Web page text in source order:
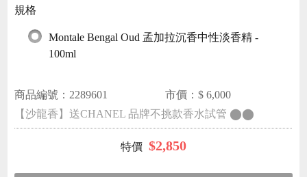
規格
Montale Bengal Oud 孟加拉沉香中性淡香精 -
100ml
商品編號： 2289601 市價：$6,000
【沙龍香】送CHANEL 品牌不挑款香水試管 ⬤⬤
$2,850